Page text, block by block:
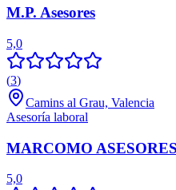
M.P. Asesores
5,0
(3)
Camins al Grau, Valencia
Asesoría laboral
MARCOMO ASESORES
5,0